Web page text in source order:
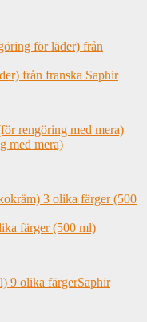
från franska Saphir
med mera)
färger (500 ml)
Saphir